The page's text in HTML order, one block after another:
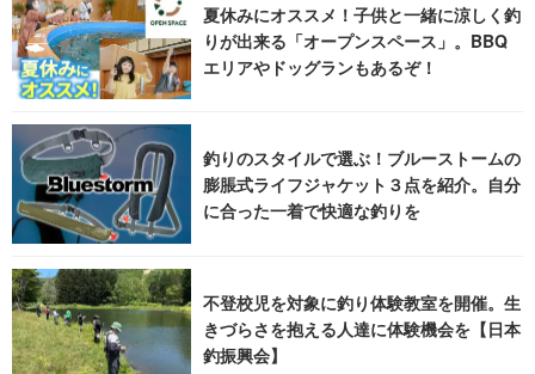
夏休みにオススメ！子供と一緒に涼しく釣
りが出来る「オープンスペース」。BBQ
エリアやドッグランもあるぞ！
釣りのスタイルで選ぶ！ブルーストームの
膨脹式ライフジャケット３点を紹介。自分
に合った一着で快適な釣りを
不登校児を対象に釣り体験教室を開催。生
きづらさを抱える人達に体験機会を【日本
釣振興会】